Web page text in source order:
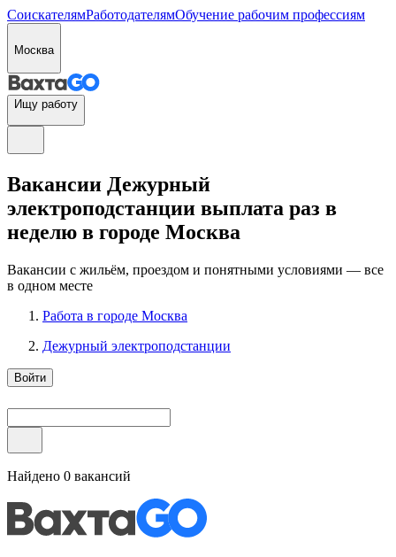
СоискателямРаботодателямОбучение рабочим профессиям
Москва
Ищу работу
Вакансии Дежурный
электроподстанции выплата раз в
неделю в городе Москва
Вакансии с жильём, проездом и понятными условиями — все
в одном месте
Работа в городе Москва
Дежурный электроподстанции
Войти
Найдено 0 вакансий